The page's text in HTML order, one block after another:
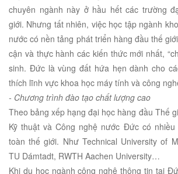
chuyên ngành này ở hầu hết các trường
giới. Nhưng tất nhiên, việc học tập ngành
nước có nền tảng phát triển hàng đầu thế
cận và thực hành các kiến thức mới nhất,
sinh. Đức là vùng đất hứa hẹn dành cho
thích lĩnh vực khoa học máy tính và công
- Chương trình đào tạo chất lượng cao
Theo bảng xếp hạng đại học hàng đầu Thế
Kỹ thuật và Công nghệ nước Đức có
toàn thế giới. Như Technical University of
TU Dámtadt, RWTH Aachen University…
Khi du học ngành công nghệ thông tin tại